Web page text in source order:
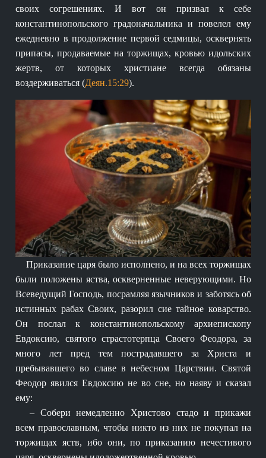
своих согрешениях. И вот он призвал к себе
константинопольского градоначальника и повелел ему
ежедневно в продолжение первой седмицы, осквернять
припасы, продаваемые на торжищах, кровью идольских
жертв, от которых христиане всегда обязаны
воздерживаться (Деян.15:29).
Приказание царя было исполнено, и на всех торжищах
были положены яства, оскверненные неверующими. Но
Всеведущий Господь, посрамляя язычников и заботясь об
истинных рабах Своих, разорил сие тайное коварство.
Он послал к константинопольскому архиепископу
Евдоксию, святого страстотерпца Своего Феодора, за
много лет пред тем пострадавшего за Христа и
пребывавшего во славе в небесном Царствии. Святой
Феодор явился Евдоксию не во сне, но наяву и сказал
ему:
– Собери немедленно Христово стадо и прикажи
всем православным, чтобы никто из них не покупал на
торжищах яств, ибо они, по приказанию нечестивого